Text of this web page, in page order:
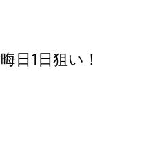
日1日狙い！